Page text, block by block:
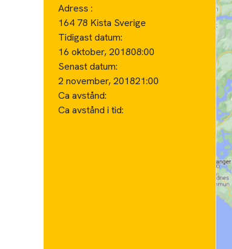
Adress :
164 78 Kista Sverige
Tidigast datum:
16 oktober, 201808:00
Senast datum:
2 november, 201821:00
Ca avstånd:
Ca avstånd i tid: